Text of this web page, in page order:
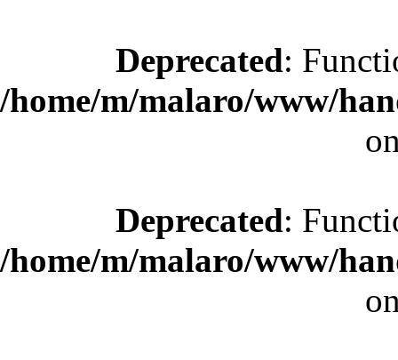
Deprecated:
/home/m/malaro/www/
Deprecated:
/home/m/malaro/www/